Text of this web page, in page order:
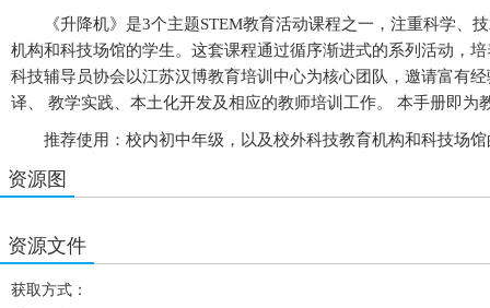
《升降机》是3个主题STEM教育活动课程之一，注重科学、
机构和科技场馆的学生。这套课程通过循序渐进式的系列活动，
科技辅导员协会以江苏汉博教育培训中心为核心团队，邀请富有
译、 教学实践、本土化开发及相应的教师培训工作。 本手册即为
推荐使用：校内初中年级，以及校外科技教育机构和科技场馆
资源图
资源文件
获取方式：